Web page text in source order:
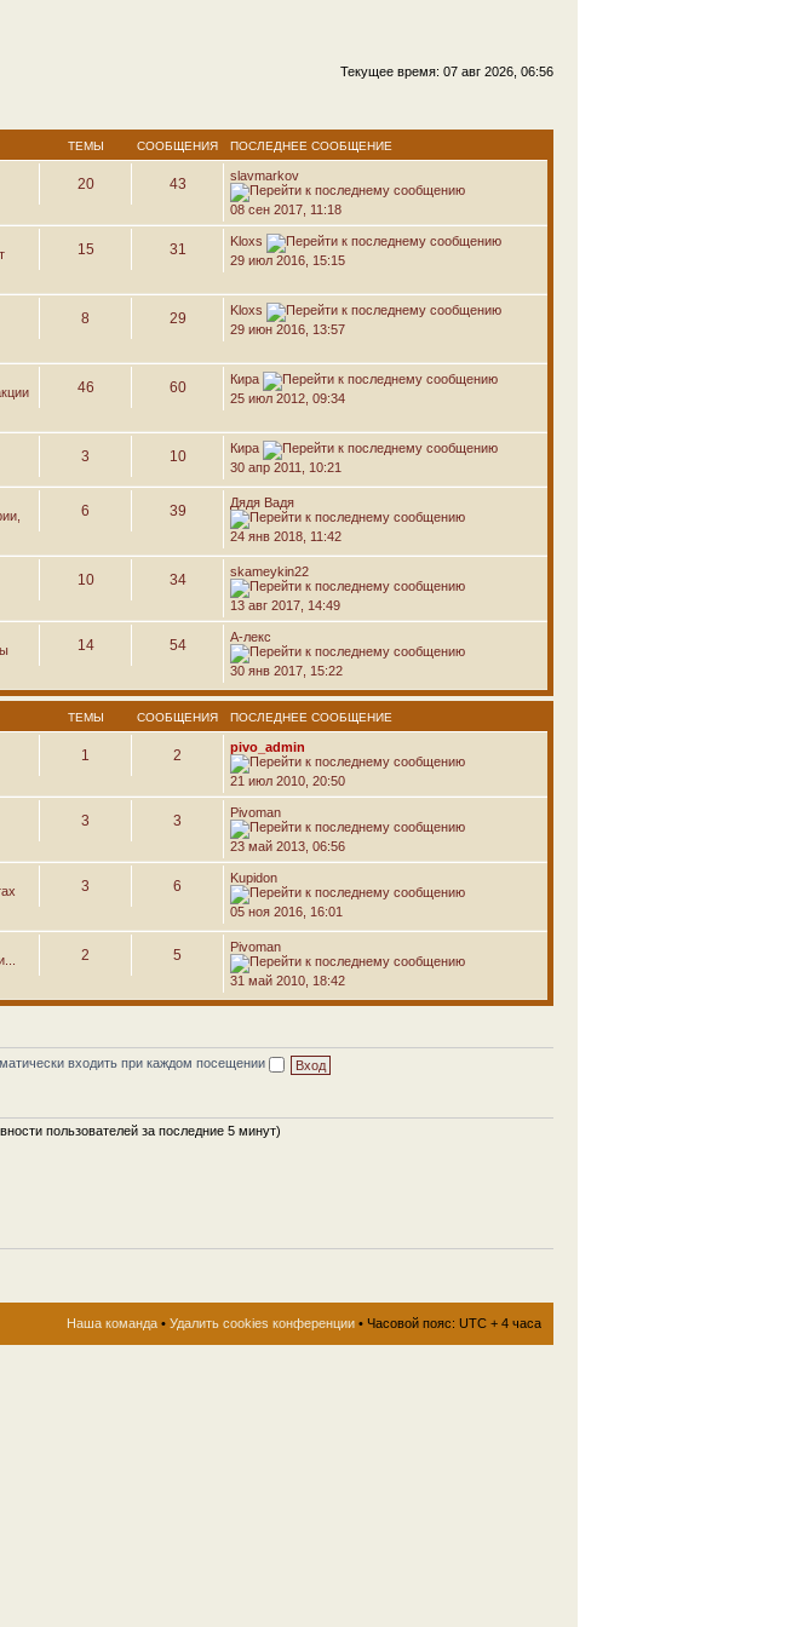
Текущее время: 07 авг 2026, 06:56
ТЕМЫ СООБЩЕНИЯ ПОСЛЕДНЕЕ СООБЩЕНИЕ
20 43 slavmarkov
08 сен 2017, 11:18
15 31
Kloxs
29 июл 2016, 15:15
8 29
Kloxs
29 июн 2016, 13:57
46 60
Кира
25 июл 2012, 09:34
3 10
Кира
30 апр 2011, 10:21
6 39 Дядя Вадя
24 янв 2018, 11:42
10 34 skameykin22
13 авг 2017, 14:49
14 54 А-лекс
30 янв 2017, 15:22
ТЕМЫ СООБЩЕНИЯ ПОСЛЕДНЕЕ СООБЩЕНИЕ
1 2 pivo_admin
21 июл 2010, 20:50
3 3 Pivoman
23 май 2013, 06:56
3 6 Kupidon
05 ноя 2016, 16:01
2 5 Pivoman
31 май 2010, 18:42
входить при каждом посещении
пользователей за последние 5 минут)
Наша команда • Удалить cookies конференции • Часовой пояс: UTC + 4 часа